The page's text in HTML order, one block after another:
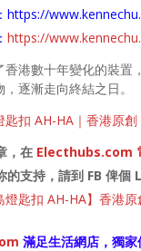
https://
https://
香港數十年變化的裝置
逐漸走向終結之日。
匙扣 AH-HA｜香港原創
，在 Electhubs.com
的支持，請到 FB 俾個
燈匙扣 AH-HA】香港
滿足生活網店， 獨家